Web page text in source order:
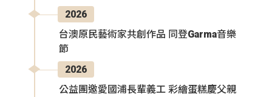
2026
台澳原民藝術家共創作品 同登Garma音樂
節
2026
公益團邀愛國浦長輩義工 彩繪蛋糕慶父親